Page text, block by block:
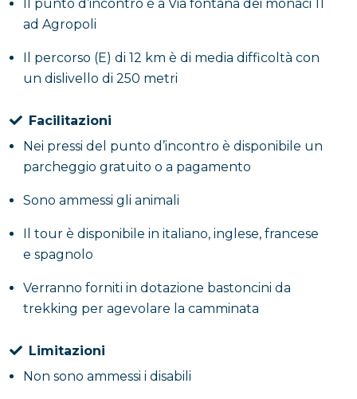
Il punto d’incontro è a Via fontana dei monaci 11
ad Agropoli
Il percorso (E) di 12 km è di media difficoltà con
un dislivello di 250 metri
Facilitazioni
Nei pressi del punto d’incontro è disponibile un
parcheggio gratuito o a pagamento
Sono ammessi gli animali
Il tour è disponibile in italiano, inglese, francese
e spagnolo
Verranno forniti in dotazione bastoncini da
trekking per agevolare la camminata
Limitazioni
Non sono ammessi i disabili